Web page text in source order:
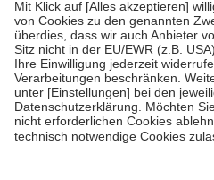
fallenkeine Zuzahlungenan bei:
• Kindern und Jugendlichen bis
mit Ausnahme der Fahrkosten
• Untersuchungen zur Vorsorge
GKV getragen werden
• empfohlenen Schutzimpfungen
• Harn- und Blutteststreifen